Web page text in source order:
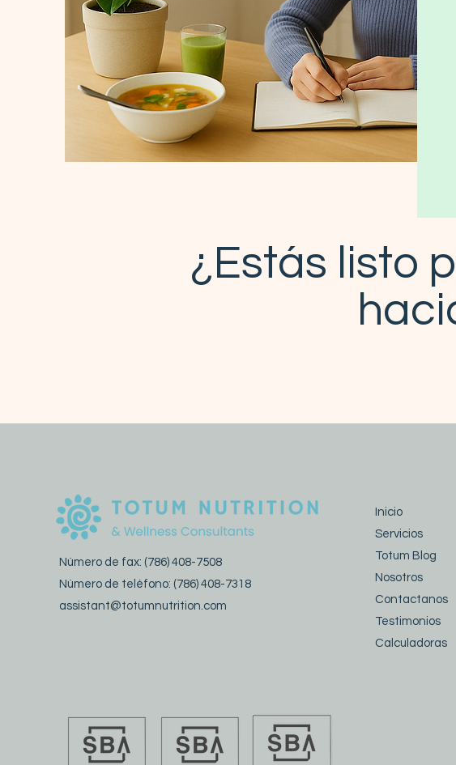
¿Estás listo
Número de fax: (786) 408-7508
Número de teléfono: (786) 408-7318
assistant@totumnutrition.com
Inicio
Servicios
Totum Blog
Nosotros
Contactanos
Testimonios
Calculadoras